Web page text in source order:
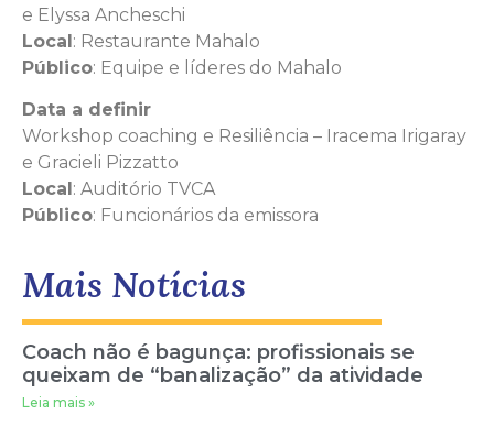
e Elyssa Ancheschi
Local: Restaurante Mahalo
Público: Equipe e líderes do Mahalo
Data a definir
Workshop coaching e Resiliência – Iracema Irigaray
e Gracieli Pizzatto
Local : Auditório TVCA
Público: Funcionários da emissora
Mais Notícias
Coach não é bagunça: profissionais se
queixam de “banalização” da atividade
Leia mais »